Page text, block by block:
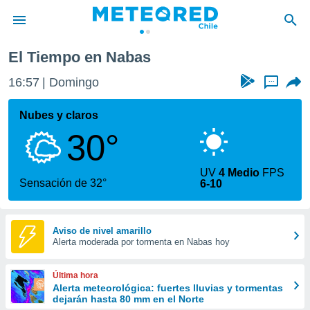
de
por
que se
calidad.
a este
las
y
forma
digital
basada
El Tiempo en Nabas
16:57 Domingo ...
Nubes y claros
30°
Sensación de 32°
UV4 Medio FPS
6-10
Aviso de nivel amarillo
Alerta moderada por tormenta en Nabas hoy
Última hora
Alerta meteorológica: fuertes lluvias y tormentas
dejarán hasta 80 mm en el Norte